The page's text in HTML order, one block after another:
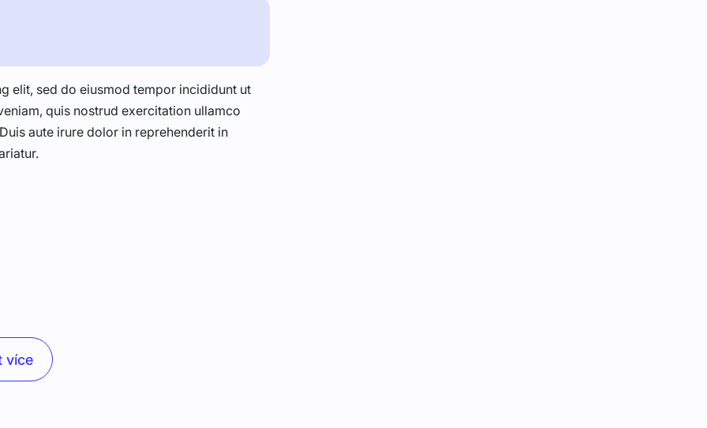
elit, sed do eiusmod tempor incididunt ut
quis nostrud exercitation ullamco
aute irure dolor in reprehenderit in
více